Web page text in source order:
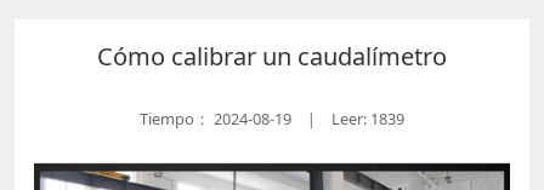
Cómo calibrar un caudalímetro
Tiempo： 2024-08-19 | Leer: 1839